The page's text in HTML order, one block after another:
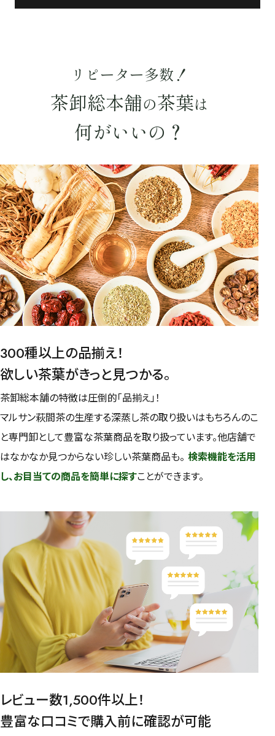
健康茶 ハーブティー 緑茶
中国茶
紅茶
容量を選択
50g 100g 500g 1000g
検索
リピーター多数！
茶卸総本舗の茶葉は
何がいいの？
300種以上の品揃え！
欲しい茶葉がきっと見つかる。
茶卸総本舗の特徴は圧倒的「品揃え」！
マルサン萩間茶の生産する深蒸し茶の取り扱いはもちろんのこ
と専門卸として豊富な茶葉商品を取り扱っています。他店舗で
はなかなか見つからない珍しい茶葉商品も。 検索機能を活用
し、お目当ての商品を簡単に探すことができます。
レビュー数1,500件以上！
豊富な口コミで購入前に確認が可能